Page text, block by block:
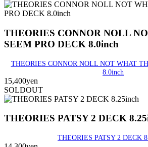
THEORIES CONNOR NOLL
SEEM PRO DECK 8.0inch
THEORIES CONNOR NOLL NOT WHAT
8.0inch
15,400yen
SOLDOUT
THEORIES PATSY 2 DECK
THEORIES PATSY 2 DECK